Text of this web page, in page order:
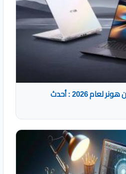
أفضل أجهزة اللاب توب من هونر لعام 2026 : أحدث